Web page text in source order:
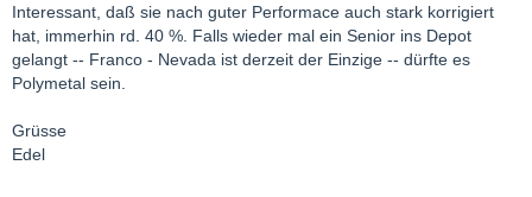
Interessant, daß sie nach guter Performace auch stark korrigiert
hat, immerhin rd. 40 %. Falls wieder mal ein Senior ins Depot
gelangt -- Franco - Nevada ist derzeit der Einzige -- dürfte es
Polymetal sein.
Grüsse
Edel